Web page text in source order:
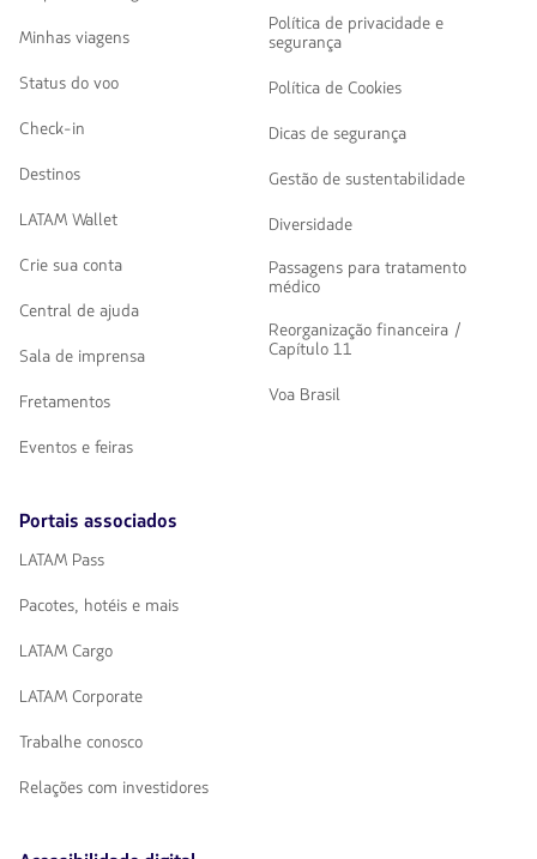
Minhas viagens
Status do voo
Check-in
Destinos
LATAM Wallet
Crie sua conta
Central de ajuda
Sala de imprensa
Fretamentos
Eventos e feiras
Política de privacidade e
segurança
Política de Cookies
Dicas de segurança
Gestão de sustentabilidade
Diversidade
Passagens para tratamento
médico
Reorganização financeira /
Capítulo 11
Voa Brasil
Portais associados
LATAM Pass
Pacotes, hotéis e mais
LATAM Cargo
LATAM Corporate
Trabalhe conosco
Relações com investidores